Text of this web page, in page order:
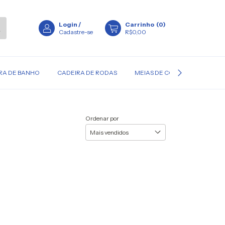
Login /
Cadastre-se
Carrinho (0)
R$0,00
DE BANHO CADEIRA DE RODAS MEIAS DE COMPRESSÃO
Ordenar por